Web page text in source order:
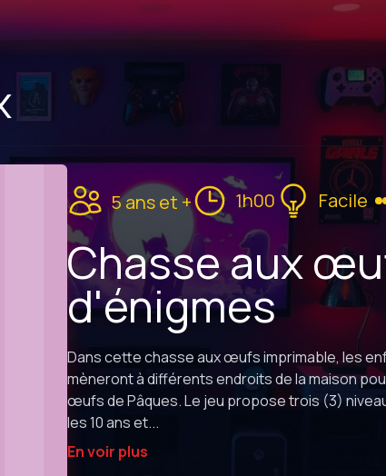
5 ans et + 1h00 Facile
Chasse aux
d'énigmes
Dans cette chasse aux œufs imprimable, les
mèneront à différents endroits de la maison
œufs de Pâques. Le jeu propose trois (3)
les 10 ans et...
En voir plus